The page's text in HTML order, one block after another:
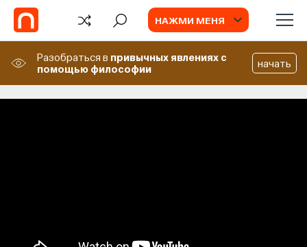
НАЖМИ МЕНЯ
Разобраться в привычных явлениях с
помощью философии
начать
СОБЫТИЯ
ВЯЧЕСЛАВ ДУБЫНИН СОХРАНИТЬ В ЗАКЛАДКИ